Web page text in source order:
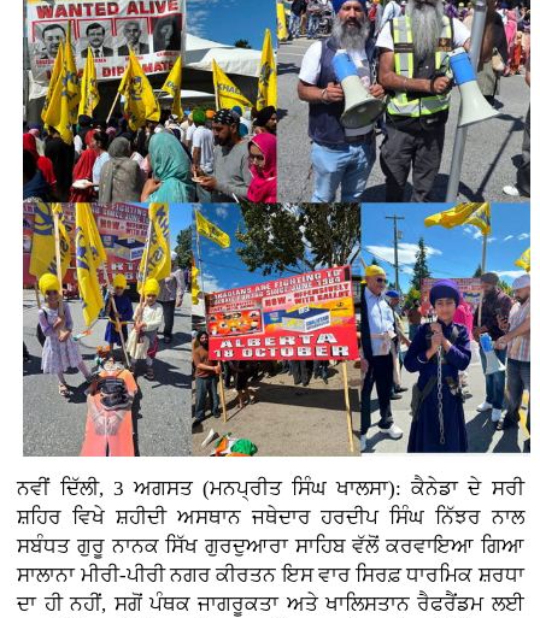
ਨਵੀਂ ਦਿੱਲੀ, 3ਅਗਸਤ (ਮਨਪ੍ਰੀਤ ਸਿੰਘ ਖਾਲਸਾ): ਕੈਨੇਡਾ ਦੇ ਸਰੀ
ਸ਼ਹਿਰ ਵਿਖੇ ਸ਼ਹੀਦੀ ਅਸਥਾਨ ਜਥੇਦਾਰ ਹਰਦੀਪ ਸਿੰਘ ਨਿੱਝਰ ਨਾਲ
ਸਬੰਧਤ ਗੁਰੂ ਨਾਨਕ ਸਿੱਖ ਗੁਰਦੁਆਰਾ ਸਾਹਿਬ ਵੱਲੋਂ ਕਰਵਾਇਆ ਗਿਆ
ਸਾਲਾਨਾ ਮੀਰੀ-ਪੀਰੀ ਨਗਰ ਕੀਰਤਨ ਇਸ ਵਾਰ ਸਿਰਫ਼ ਧਾਰਮਿਕ ਸ਼ਰਧਾ
ਦਾ ਹੀ ਨਹੀਂ, ਸਗੋਂ ਪੰਥਕ ਜਾਗਰੂਕਤਾ ਅਤੇ ਖਾਲਿਸਤਾਨ ਰੈਫਰੈਂਡਮ ਲਈ